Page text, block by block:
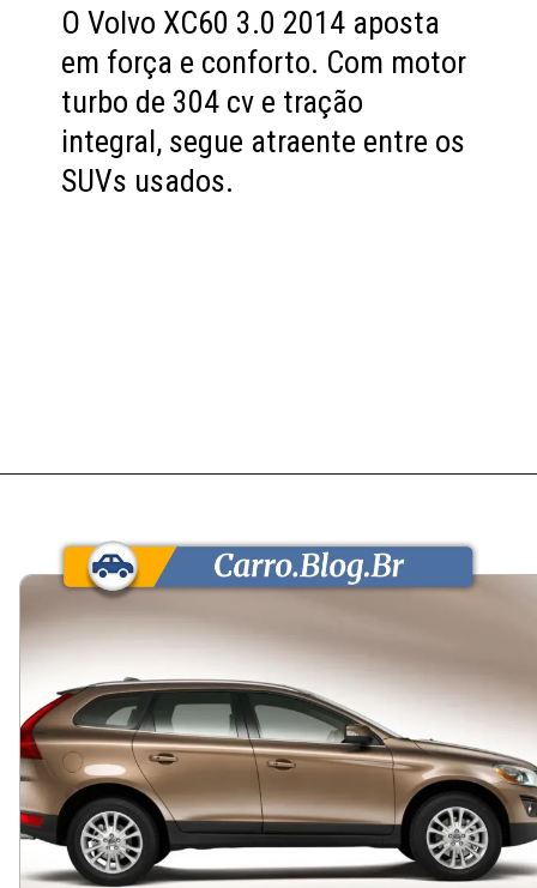
O Volvo XC60 3.0 2014 aposta
em força e conforto. Com motor
turbo de 304 cv e tração
integral, segue atraente entre os
SUVs usados.